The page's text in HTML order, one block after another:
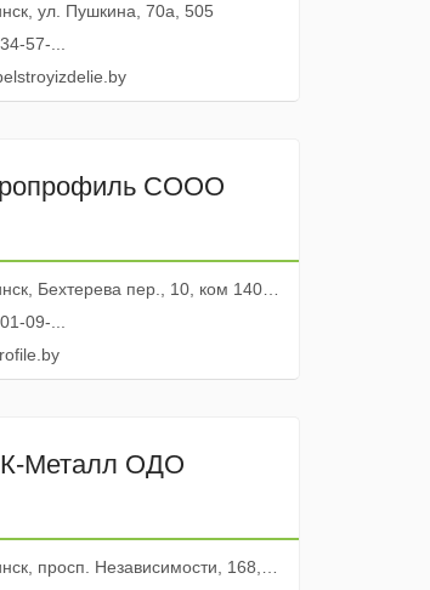
ул. Пушкина, 70а, 505
57-...
СООО
Бехтерева пер., 10, ком 1402а
09-...
Металл ОДО
Независимости, 168, корп.2, пом 6Н эт. 1